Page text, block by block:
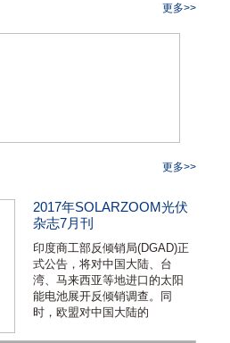
更多>>
更多>>
2017年SOLARZOOM光伏
杂志7月刊
印度商工部反倾销局(DGAD)正
式公告，将对中国大陆、台
湾、马来西亚等地进口的太阳
能电池展开反倾销调查。同
时，欧盟对中国大陆的